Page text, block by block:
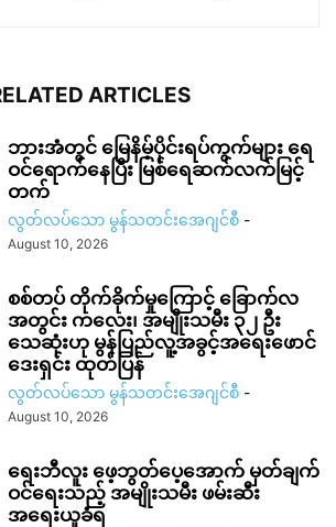
ARTICLES
ဘားအံတွင် မြေနိမ့်ပိုင်းရပ်ကွက်များ ရေ
ဝင်ရောက်နေပြီး မြစ်ရေဆက်လက်မြင့်
တက်
လွတ်လပ်သော မွန်သတင်းအေဂျင်စီ -
August 10, 2026
စစ်တပ် တိုက်ခိုက်မှုကြောင့် ခြောက်လ
အတွင်း ကလေး၊ အမျိုးသမီး ၃၂ ဦး
သေဆုံးဟု မွန်ပြည်လူ့အခွင့်အရေးဖောင်
ဒေးရှင်း ထုတ်ပြန်
လွတ်လပ်သော မွန်သတင်းအေဂျင်စီ -
August 10, 2026
ရေးဘီလူး ဖေ့ဘွတ်ပေ့အောက် မှတ်ချက်
ဝင်ရေးသည့် အမျိုးသမီး ဖမ်းဆီး
အရေးယူခံရ